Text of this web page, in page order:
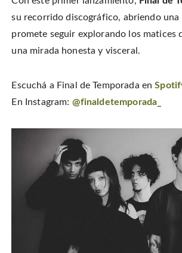
su recorrido discográfico, abriendo una
promete seguir explorando los matices
una mirada honesta y visceral.
Escuchá a Final de Temporada en
En Instagram: @finaldetemporada_